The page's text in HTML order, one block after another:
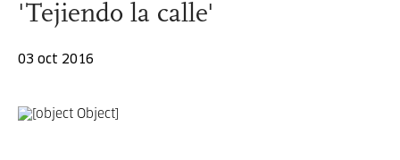
'Tejiendo la calle'
03 oct 2016